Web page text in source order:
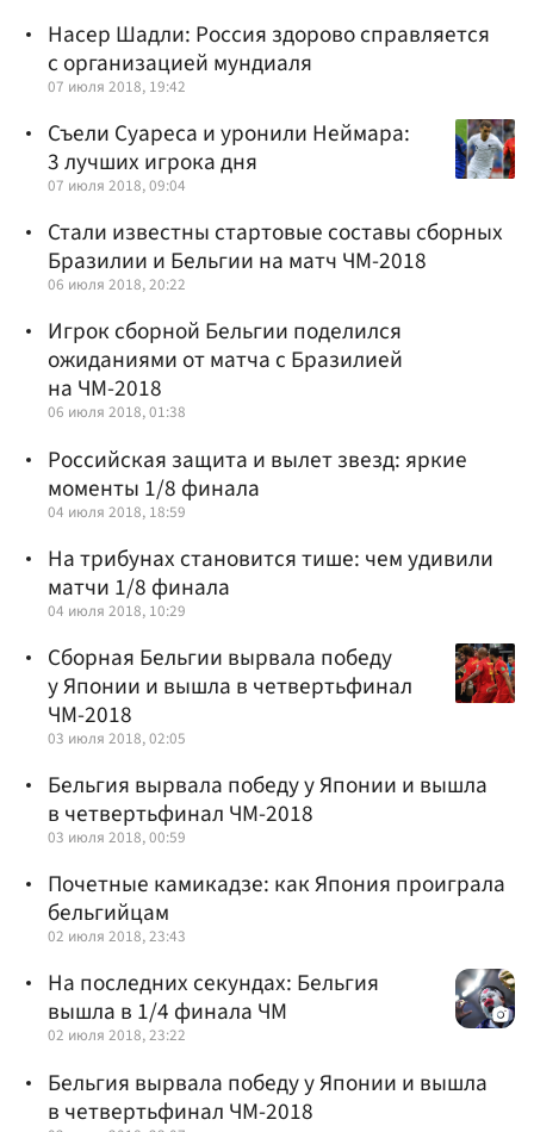
Насер Шадли: Россия здорово справляется
с организацией мундиаля
07 июля 2018, 19:42
Съели Суареса и уронили Неймара:
3 лучших игрока дня
07 июля 2018, 09:04
Стали известны стартовые составы сборных
Бразилии и Бельгии на матч ЧМ-2018
06 июля 2018, 20:22
Игрок сборной Бельгии поделился
ожиданиями от матча с Бразилией
на ЧМ-2018
06 июля 2018, 01:38
Российская защита и вылет звезд: яркие
моменты 1/8 финала
04 июля 2018, 18:59
На трибунах становится тише: чем удивили
матчи 1/8 финала
04 июля 2018, 10:29
Сборная Бельгии вырвала победу
у Японии и вышла в четвертьфинал
ЧМ-2018‍
03 июля 2018, 02:05
Бельгия вырвала победу у Японии и вышла
в четвертьфинал ЧМ-2018‍
03 июля 2018, 00:59
Почетные камикадзе: как Япония проиграла
бельгийцам
02 июля 2018, 23:43
На последних секундах: Бельгия
вышла в 1/4 финала ЧМ
02 июля 2018, 23:22
Бельгия вырвала победу у Японии и вышла
в четвертьфинал ЧМ-2018